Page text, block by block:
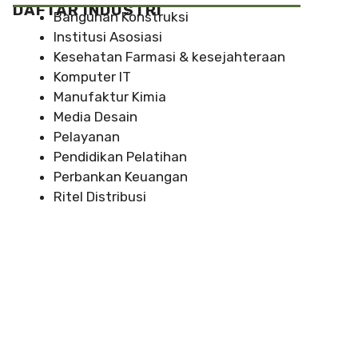
DAFTAR INDUSTRI
Bangunan Konstruksi
Institusi Asosiasi
Kesehatan Farmasi & kesejahteraan
Komputer IT
Manufaktur Kimia
Media Desain
Pelayanan
Pendidikan Pelatihan
Perbankan Keuangan
Ritel Distribusi